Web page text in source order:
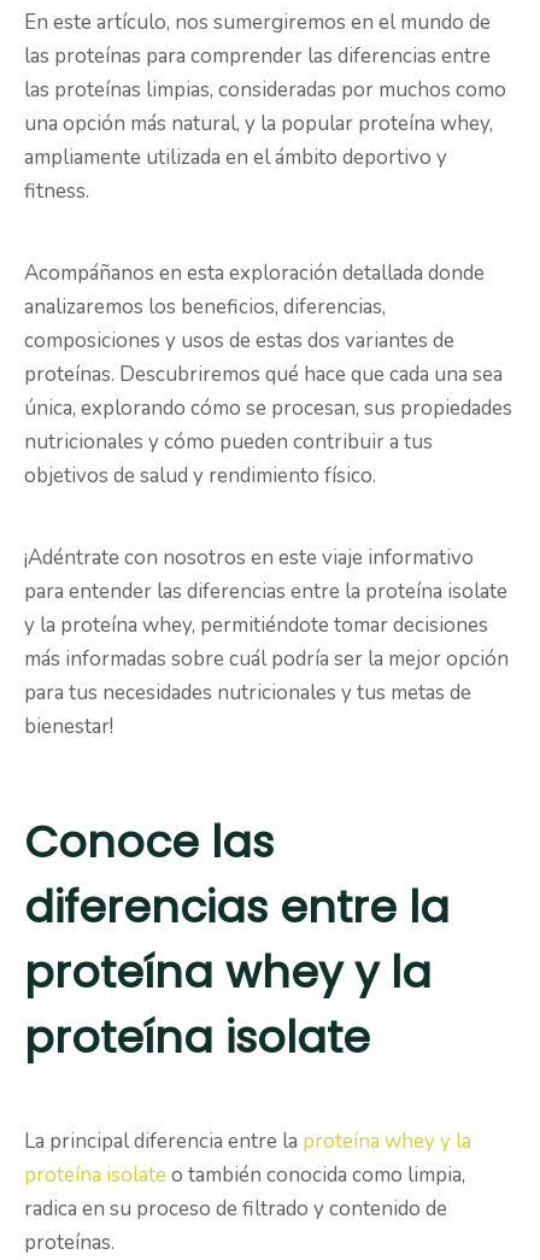
En este artículo, nos sumergiremos en el mundo de
las proteínas para comprender las diferencias entre
las proteínas limpias, consideradas por muchos como
una opción más natural, y la popular proteína whey,
ampliamente utilizada en el ámbito deportivo y
fitness.
Acompáñanos en esta exploración detallada donde
analizaremos los beneficios, diferencias,
composiciones y usos de estas dos variantes de
proteínas. Descubriremos qué hace que cada una sea
única, explorando cómo se procesan, sus propiedades
nutricionales y cómo pueden contribuir a tus
objetivos de salud y rendimiento físico.
¡Adéntrate con nosotros en este viaje informativo
para entender las diferencias entre la proteína isolate
y la proteína whey, permitiéndote tomar decisiones
más informadas sobre cuál podría ser la mejor opción
para tus necesidades nutricionales y tus metas de
bienestar!
Conoce las
diferencias entre la
proteína whey y la
proteína isolate
La principal diferencia entre la proteína whey y la
proteína isolate o también conocida como limpia,
radica en su proceso de filtrado y contenido de
proteínas.